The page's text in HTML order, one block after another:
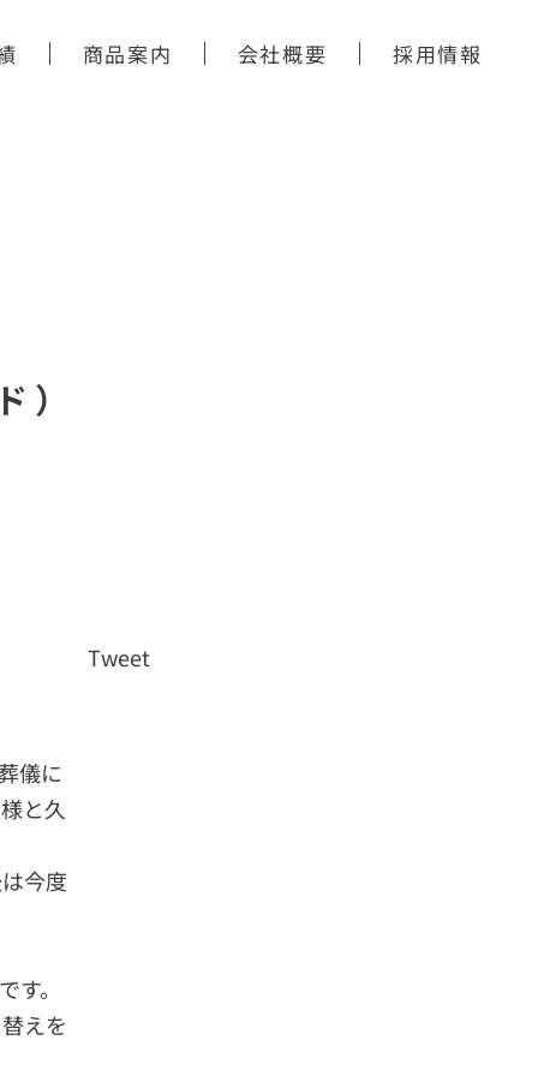
商品案内 会社概要 採用情報
）
Tweet
儀に
と久
今度
。
えを